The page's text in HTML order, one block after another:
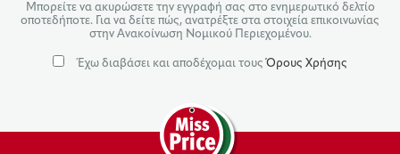
Μπορείτε να ακυρώσετε την εγγραφή σας στο ενημερωτικό δελτίο
οποτεδήποτε. Για να δείτε πώς, ανατρέξτε στα στοιχεία επικοινωνίας
στην Ανακοίνωση Νομικού Περιεχομένου.
Έχω διαβάσει και αποδέχομαι τουςΌρους Χρήσης